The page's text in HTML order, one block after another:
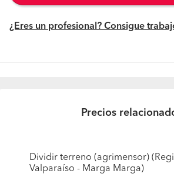
¿Eres un profesional? Consigue
Precios
Dividir terreno (agrimensor)
Valparaíso - Marga Marga)